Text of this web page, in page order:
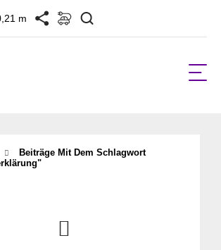
m
Beiträge Mit Dem Schlagwort